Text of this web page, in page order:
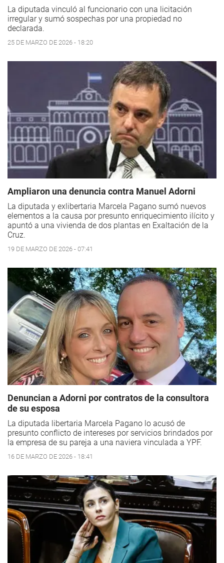
La diputada vinculó al funcionario con una licitación
irregular y sumó sospechas por una propiedad no
declarada.
25 DE MARZO DE 2026 - 18:20
Ampliaron una denuncia contra Manuel Adorni
La diputada y exlibertaria Marcela Pagano sumó nuevos
elementos a la causa por presunto enriquecimiento ilícito y
apuntó a una vivienda de dos plantas en Exaltación de la
Cruz.
19 DE MARZO DE 2026 - 07:41
Denuncian a Adorni por contratos de la consultora
de su esposa
La diputada libertaria Marcela Pagano lo acusó de
presunto conflicto de intereses por servicios brindados por
la empresa de su pareja a una naviera vinculada a YPF.
16 DE MARZO DE 2026 - 18:41